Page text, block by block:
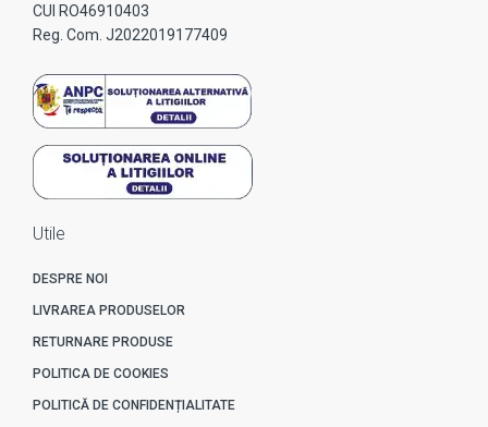
CUI RO46910403
Reg. Com. J2022019177409
Utile
DESPRE NOI
LIVRAREA PRODUSELOR
RETURNARE PRODUSE
POLITICA DE COOKIES
POLITICĂ DE CONFIDENȚIALITATE